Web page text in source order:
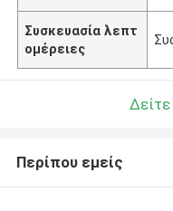
Συσκευασία λεπτ
ομέρειες
Περίπου εμείς